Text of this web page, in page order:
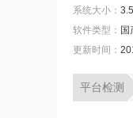
系统大小：
软件类型： 国
更新时间：
平台检测